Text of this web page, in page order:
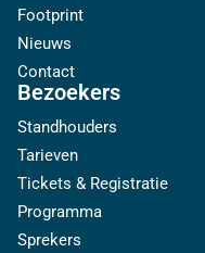
Footprint
Nieuws
Contact
Bezoekers
Standhouders
Tarieven
Tickets & Registratie
Programma
Sprekers